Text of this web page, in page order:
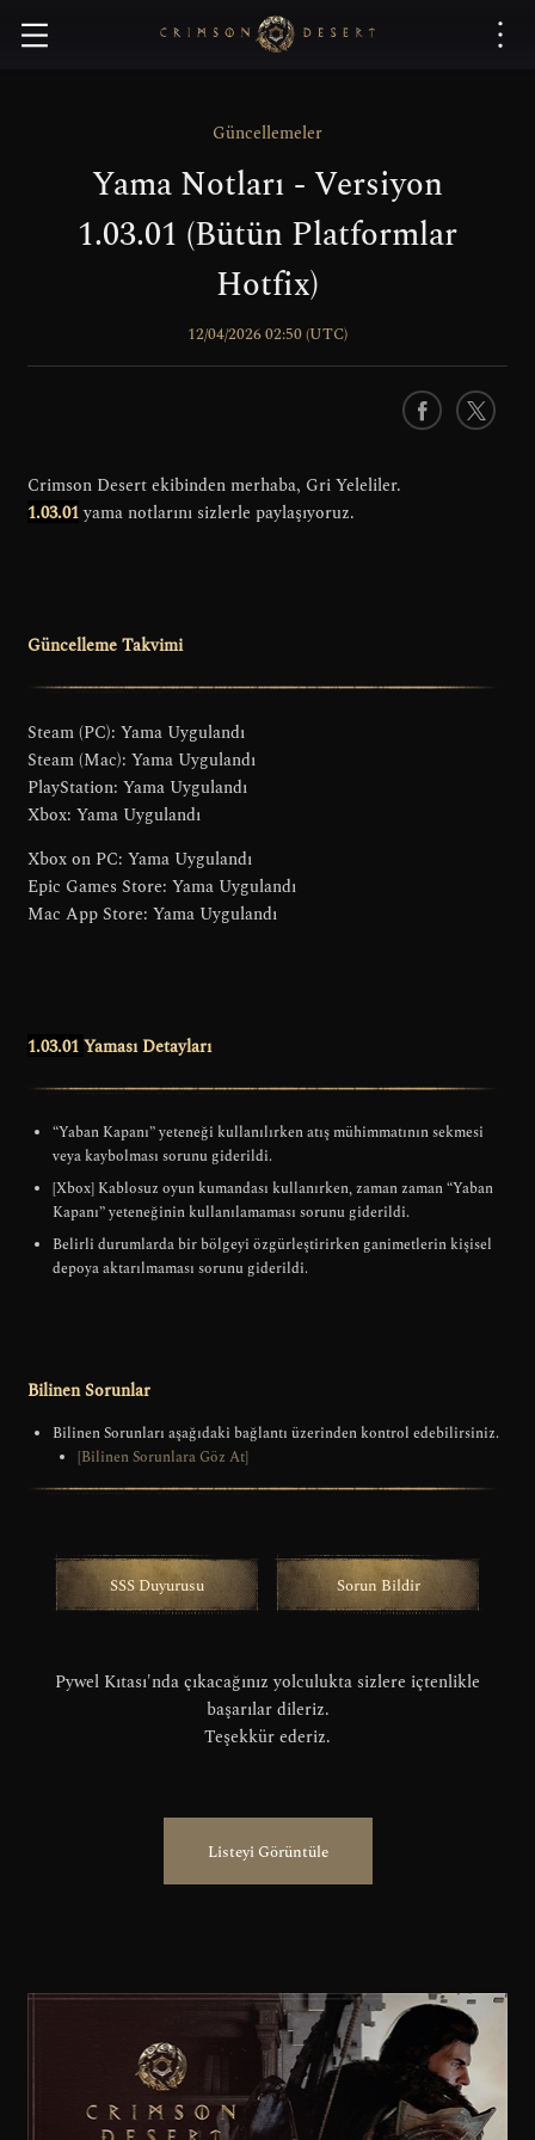
C
n
D
e
Güncellemeler
Yama Notları - Versiyon
1.03.01 (Bütün Platformlar
Hotfix)
12/04/2026 02:50 (UTC)
F
X
Crimson Desert ekibinden merhaba, Gri Yeleliler.
1.03.01yama notlarını sizlerle paylaşıyoruz.
Güncelleme Takvimi
Steam (PC): Yama Uygulandı
Steam (Mac): Yama Uygulandı
PlayStation: Yama Uygulandı
Xbox: Yama Uygulandı
Xbox on PC: Yama Uygulandı
Epic Games Store: Yama Uygulandı
Mac App Store: Yama Uygulandı
1.03.01Yaması Detayları
“Yaban Kapanı” yeteneği kullanılırken atış mühimmatının sekmesi
veya kaybolması sorunu giderildi.
[Xbox] Kablosuz oyun kumandası kullanırken, zaman zaman “Yaban
Kapanı” yeteneğinin kullanılamaması sorunu giderildi.
Belirli durumlarda bir bölgeyi özgürleştirirken ganimetlerin kişisel
depoya aktarılmaması sorunu giderildi.
Bilinen Sorunlar
Bilinen Sorunları aşağıdaki bağlantı üzerinden kontrol edebilirsiniz.
[Bilinen Sorunlara Göz At]
SSS Duyurusu Sorun Bildir
Pywel Kıtası'nda çıkacağınız yolculukta sizlere içtenlikle
başarılar dileriz.
Teşekkür ederiz.
Listeyi Görüntüle